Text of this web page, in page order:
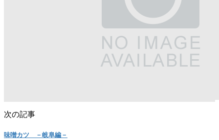
次の記事
味噌カツ －岐阜編－